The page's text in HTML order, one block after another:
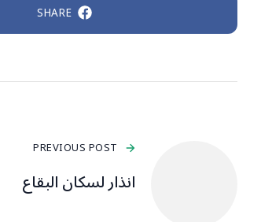
SHARE
PREVIOUS POST
انذار لسكان البقاع